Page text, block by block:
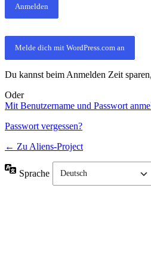
Melde dich mit WordPress.com an
Du kannst beim Anmelden Zeit
Oder
Mit Benutzername und Passwort
Passwort vergessen?
← Zu Aliens-Project
Sprache